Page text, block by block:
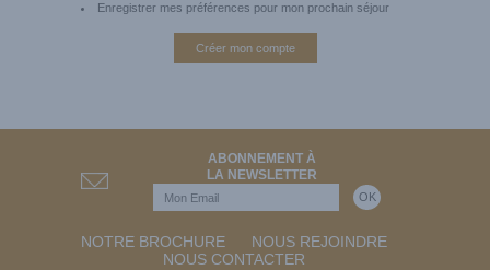
Enregistrer mes préférences pour mon prochain séjour
Créer mon compte
ABONNEMENT À
LA NEWSLETTER
NOTRE BROCHURE
NOUS REJOINDRE
NOUS CONTACTER